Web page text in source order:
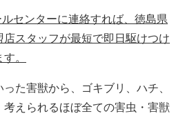
センターに連絡すれば、徳島県
スタッフが最短で即日駆けつけ
。
た害獣から、ゴキブリ、ハチ、
考えられるほぼ全ての害虫・害獣